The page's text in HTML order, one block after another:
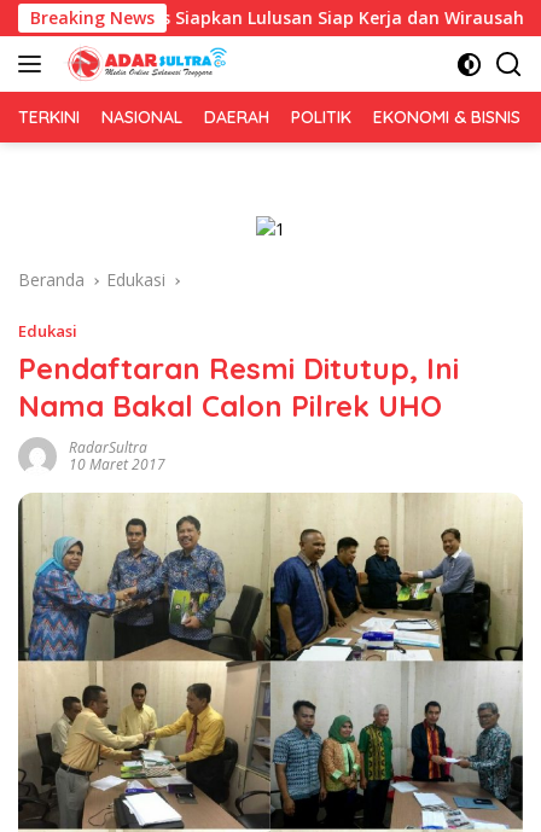
Langsung
ke
konten
Breaking News
Fokus Siapkan Lulusan Siap Kerja dan Wirausaha
TERKINI NASIONAL DAERAH POLITIK EKONOMI & BISNIS
Beranda Edukasi
Edukasi
Pendaftaran Resmi Ditutup, Ini
Nama Bakal Calon Pilrek UHO
RadarSultra
10 Maret 2017